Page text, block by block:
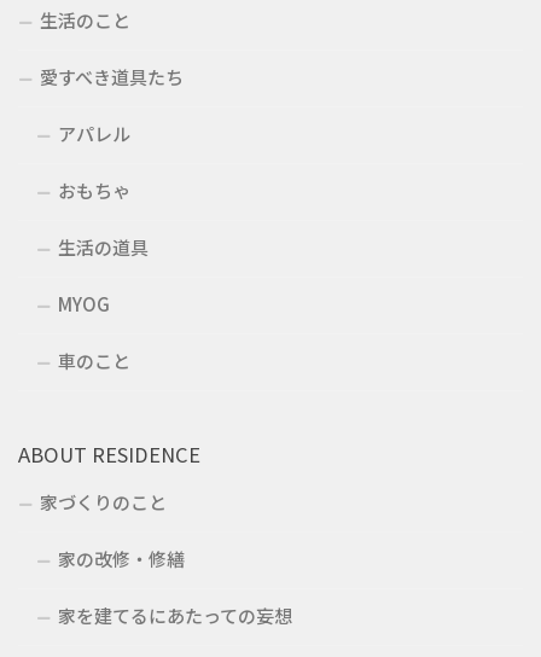
生活のこと
愛すべき道具たち
アパレル
おもちゃ
生活の道具
MYOG
車のこと
ABOUT RESIDENCE
家づくりのこと
家の改修・修繕
家を建てるにあたっての妄想